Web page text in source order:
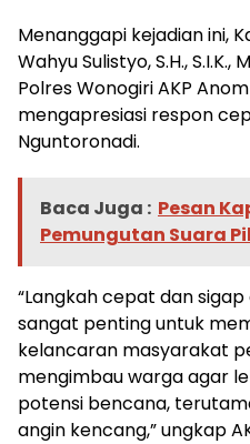
Menanggapi kejadian ini,
Wahyu Sulistyo, S.H., S.I.K.,
Polres Wonogiri AKP Anom
mengapresiasi respon
Nguntoronadi.
Baca Juga : Pesan
Pemungutan Suara
“Langkah cepat dan
sangat penting untuk
kelancaran masyarakat
mengimbau warga agar
potensi bencana,
angin kencang,” ungkap